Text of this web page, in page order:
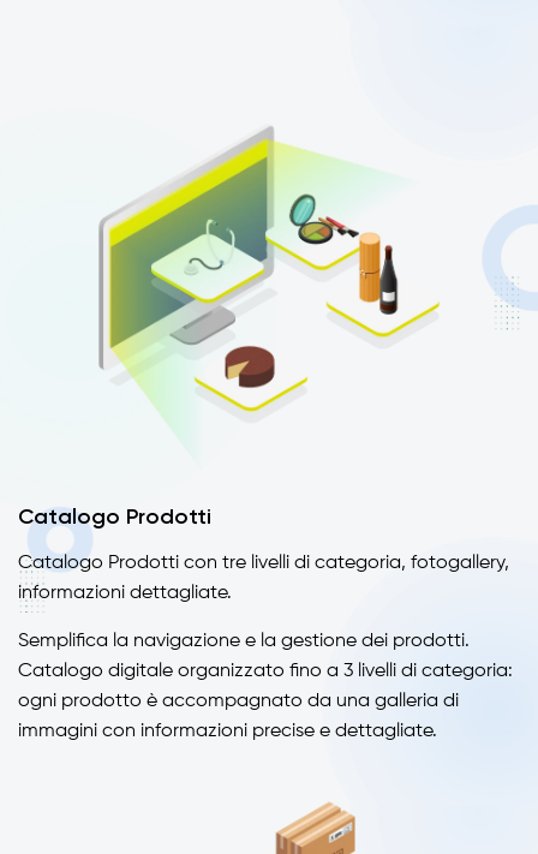
Catalogo Prodotti
Catalogo Prodotti con tre livelli di categoria, fotogallery,
informazioni dettagliate.
Semplifica la navigazione e la gestione dei prodotti.
Catalogo digitale organizzato fino a 3 livelli di categoria:
ogni prodotto è accompagnato da una galleria di
immagini con informazioni precise e dettagliate.